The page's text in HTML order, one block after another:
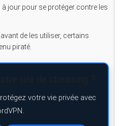
jour pour se protéger contre les
de les utiliser, certains
piraté.
votre vie privée avec